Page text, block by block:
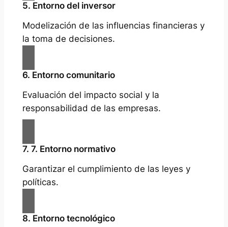
5. Entorno del inversor
Modelización de las influencias financieras y
la toma de decisiones.
6. Entorno comunitario
Evaluación del impacto social y la
responsabilidad de las empresas.
7. 7. Entorno normativo
Garantizar el cumplimiento de las leyes y
políticas.
8. Entorno tecnológico